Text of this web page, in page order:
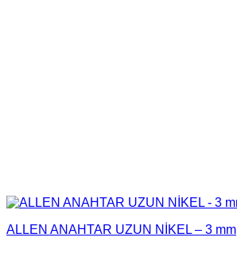
ALLEN ANAHTAR UZUN NİKEL – 3 mm